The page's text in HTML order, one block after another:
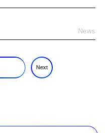
News
Next